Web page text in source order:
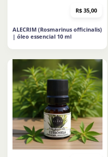
ALECRIM (Rosmarinus officinalis)
| óleo essencial 10 ml
R$ 35,00